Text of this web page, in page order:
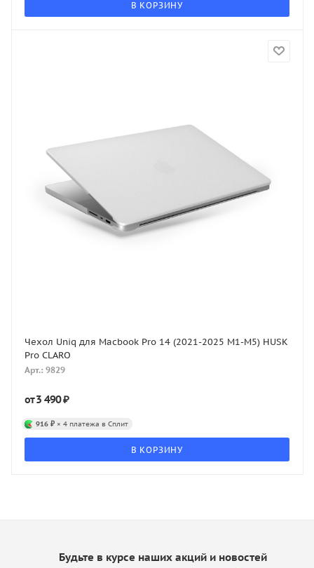
В КОРЗИНУ
Чехол Uniq для Macbook Pro 14 (2021-2025 M1-M5) HUSK
Pro CLARO
Арт.: 9829
от3 490 ₽
916 ₽ × 4 платежа в Сплит
В КОРЗИНУ
Будьте в курсе наших акций и новостей